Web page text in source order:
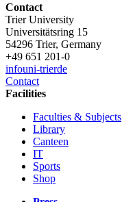
Contact
Trier University
Universitätsring 15
54296 Trier, Germany
+49 651 201-0
infouni-trierde
Contact
Facilities
Faculties & Subjects
Library
Canteen
IT
Sports
Shop